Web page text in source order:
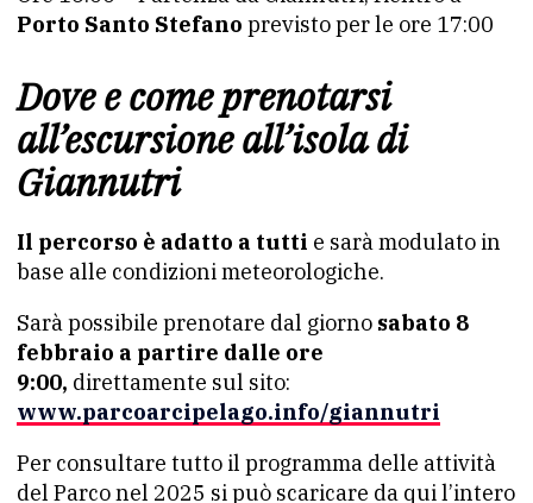
Porto Santo Stefano previsto per le ore 17:00
Dove e come prenotarsi
all’escursione all’isola di
Giannutri
Il percorso è adatto a tutti e sarà modulato in
base alle condizioni meteorologiche.
Sarà possibile prenotare dal giorno sabato 8
febbraio a partire dalle ore
9:00, direttamente sul sito:
www.parcoarcipelago.info/giannutri
Per consultare tutto il programma delle attività
del Parco nel 2025 si può scaricare da qui l’intero